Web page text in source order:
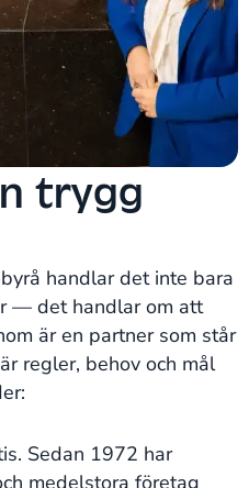
trygg
handlar det inte bara
— det handlar om att
är en partner som står
regler, behov och mål
Sedan 1972 har
medelstora företag